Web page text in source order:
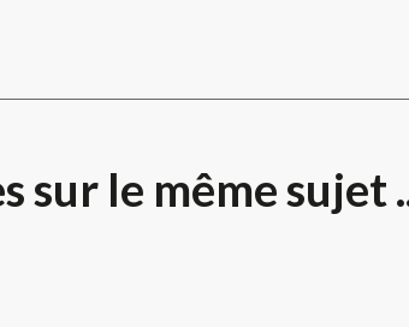
sur le même sujet